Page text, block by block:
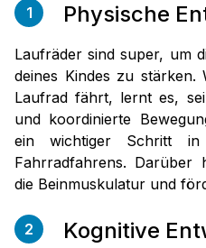
1 Physische
Laufräder sind super, um
deines Kindes zu stärken.
Laufrad fährt, lernt es,
und koordinierte
ein wichtiger Schritt in
Fahrradfahrens. Darüber
die Beinmuskulatur und
2 Kognitive